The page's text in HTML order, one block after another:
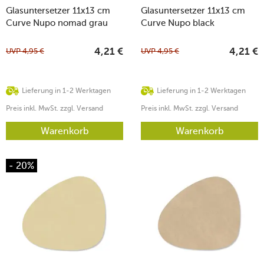
Glasuntersetzer 11x13 cm
Curve Nupo nomad grau
Lieferung in 1-2 Werktagen
UVP4,95 € 4,21 €
Preis inkl. MwSt. zzgl. Versand
Warenkorb
Glasuntersetzer 11x13 cm
Curve Nupo black
Lieferung in 1-2 Werktagen
UVP4,95 € 4,21 €
Preis inkl. MwSt. zzgl. Versand
Warenkorb
- 20%